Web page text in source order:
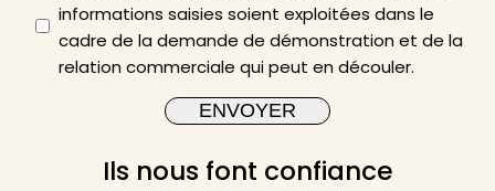
informations saisies soient exploitées dans le
cadre de la demande de démonstration et de la
relation commerciale qui peut en découler.
Ils nous font confiance